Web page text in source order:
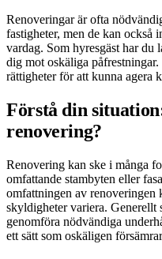
Renoveringar är ofta
fastigheter, men de kan också
vardag. Som hyresgäst har du
dig mot oskäliga
rättigheter för att kunna agera
Förstå din
renovering?
Renovering kan ske i många
omfattande stambyten eller
omfattningen av renoveringen
skyldigheter variera. Generellt
genomföra nödvändiga
ett sätt som oskäligen